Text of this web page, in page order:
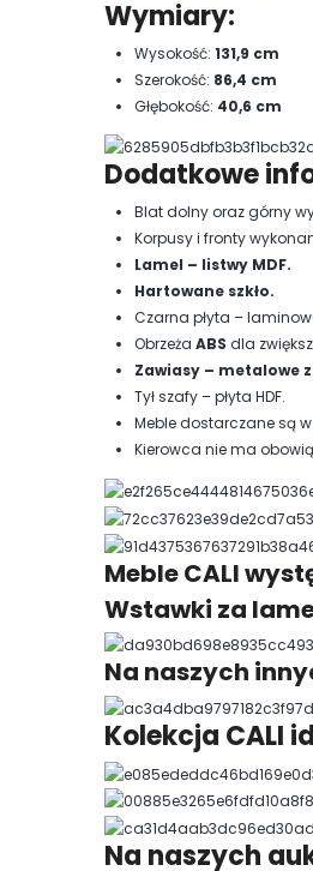
Wymiary:
Wysokość: 131,9 cm
Szerokość: 86,4 cm
Głębokość: 40,6 cm
Dodatkowe
Blat dolny oraz górny
Korpusy i fronty
Lamel – listwy MDF.
Hartowane szkło.
Czarna płyta –
Obrzeża ABS dla
Zawiasy – metalowe
Tył szafy – płyta HDF.
Meble dostarczane są
Kierowca nie ma
Meble CALI
Wstawki za
Na naszych
Kolekcja CALI
Na naszych